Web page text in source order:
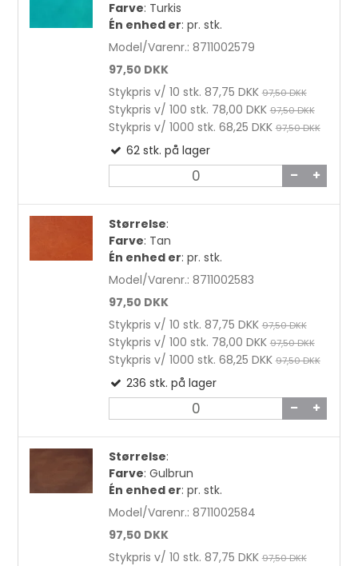
Farve: Turkis
Én enhed er: pr. stk.
Model/Varenr.: 8711002579
97,50 DKK
Stykpris v/ 10 stk. 87,75 DKK 97,50 DKK
Stykpris v/ 100 stk. 78,00 DKK 97,50 DKK
Stykpris v/ 1000 stk. 68,25 DKK 97,50 DKK
62 stk. på lager
Størrelse:
Farve: Tan
Én enhed er: pr. stk.
Model/Varenr.: 8711002583
97,50 DKK
Stykpris v/ 10 stk. 87,75 DKK 97,50 DKK
Stykpris v/ 100 stk. 78,00 DKK 97,50 DKK
Stykpris v/ 1000 stk. 68,25 DKK 97,50 DKK
236 stk. på lager
Størrelse:
Farve: Gulbrun
Én enhed er: pr. stk.
Model/Varenr.: 8711002584
97,50 DKK
Stykpris v/ 10 stk. 87,75 DKK 97,50 DKK